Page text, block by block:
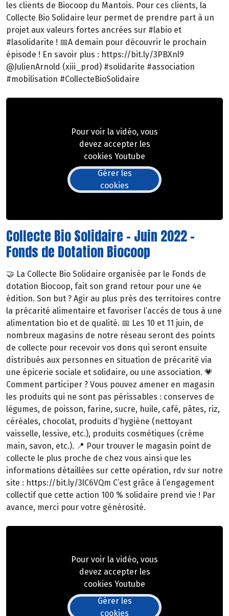
les clients de Biocoop du Mantois. Pour ces clients, la
Collecte Bio Solidaire leur permet de prendre part à un
projet aux valeurs fortes ancrées sur #labio et
#lasolidarite ! 📅A demain pour découvrir le prochain
épisode ! En savoir plus : https://bit.ly/3PBXnl9
@JulienArnold (xiii_prod) #solidarite #association
#mobilisation #CollecteBioSolidaire
Pour voir la vidéo, vous
devez accepter les
cookies Youtube
Gérer les
cookies
Collecte Bio Solidaire - Juin 2022 -
Fonds de Dotation Biocoop
🤝 La Collecte Bio Solidaire organisée par le Fonds de
dotation Biocoop, fait son grand retour pour une 4e
édition. Son but ? Agir au plus près des territoires contre
la précarité alimentaire et favoriser l’accès de tous à une
alimentation bio et de qualité. 📅 Les 10 et 11 juin, de
nombreux magasins de notre réseau seront des points
de collecte pour recevoir vos dons qui seront ensuite
distribués aux personnes en situation de précarité via
une épicerie sociale et solidaire, ou une association. 💗
Comment participer ? Vous pouvez amener en magasin
les produits qui ne sont pas périssables : conserves de
légumes, de poisson, farine, sucre, huile, café, pâtes, riz,
céréales, chocolat, produits d’hygiène (nettoyant
vaisselle, lessive, etc.), produits cosmétiques (crème
main, savon, etc.). 📍 Pour trouver le magasin point de
collecte le plus proche de chez vous ainsi que les
informations détaillées sur cette opération, rdv sur notre
site : https://bit.ly/3lC6VQm C’est grâce à l’engagement
collectif que cette action 100 % solidaire prend vie ! Par
avance, merci pour votre générosité.
Pour voir la vidéo, vous
devez accepter les
cookies Youtube
Gérer les
cookies